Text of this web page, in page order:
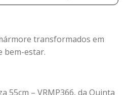
transformados em
bem-estar.
55cm – VRMP366, da Quinta